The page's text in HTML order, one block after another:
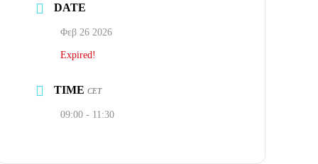
DATE
Φεβ 26 2026
Expired!
TIME CET
09:00 - 11:30